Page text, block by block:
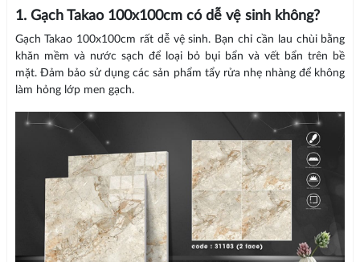
1. Gạch Takao 100x100cm có dễ vệ sinh không?
Gạch Takao 100x100cm rất dễ vệ sinh. Bạn chỉ cần lau chùi bằng
khăn mềm và nước sạch để loại bỏ bụi bẩn và vết bẩn trên bề
mặt. Đảm bảo sử dụng các sản phẩm tẩy rửa nhẹ nhàng để không
làm hỏng lớp men gạch.